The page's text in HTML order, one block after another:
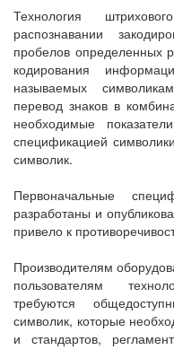
Технология
распознавании
пробелов определенных
кодирования
называемых
перевод знаков в
необходимые
спецификацией
символик.
Первоначальные
разработаны и
привело к
Производителям
пользователям
требуются
символик, которые
и стандартов,